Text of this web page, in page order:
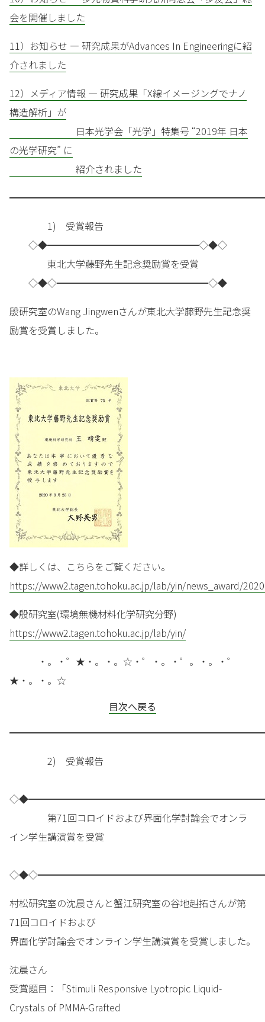
会を開催しました
11）お知らせ — 研究成果がAdvances In Engineeringに紹
介されました
12）メディア情報 — 研究成果「X線イメージングでナノ
構造解析」が
日本光学会「光学」特集号 “2019年 日本
の光学研究” に
紹介されました
1) 受賞報告
◇◆━━━━━━━━━━━━━━━━◇◆◇
東北大学藤野先生記念奨励賞を受賞
◇◆◇━━━━━━━━━━━━━━━━◇◆
殷研究室のWang Jingwenさんが東北大学藤野先生記念奨
励賞を受賞しました。
◆詳しくは、こちらをご覧ください。
https://www2.tagen.tohoku.ac.jp/lab/yin/news_award/
◆殷研究室(環境無機材料化学研究分野)
https://www2.tagen.tohoku.ac.jp/lab/yin/
・。・゜★・。・。☆・゜・。・゜。・。・゜
★・。・。☆
目次へ戻る
2) 受賞報告
第71回コロイドおよび界面化学討論会でオンラ
イン学生講演賞を受賞
村松研究室の沈晨さんと蟹江研究室の谷地赳拓さんが第
71回コロイドおよび
界面化学討論会でオンライン学生講演賞を受賞しました。
沈晨さん
受賞題目：「Stimuli Responsive Lyotropic Liquid-
Crystals of PMMA-Grafted